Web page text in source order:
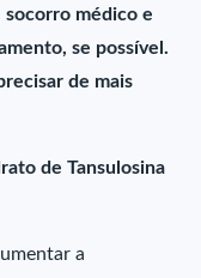
médico e
se possível.
de mais
de Tansulosina
a